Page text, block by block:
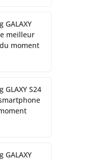
GALAXY
meilleur
moment
GLAXY S24
GALAXY